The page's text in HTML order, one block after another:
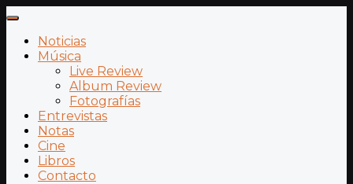
Noticias
Música
Live Review
Album Review
Fotografías
Entrevistas
Notas
Cine
Libros
Contacto